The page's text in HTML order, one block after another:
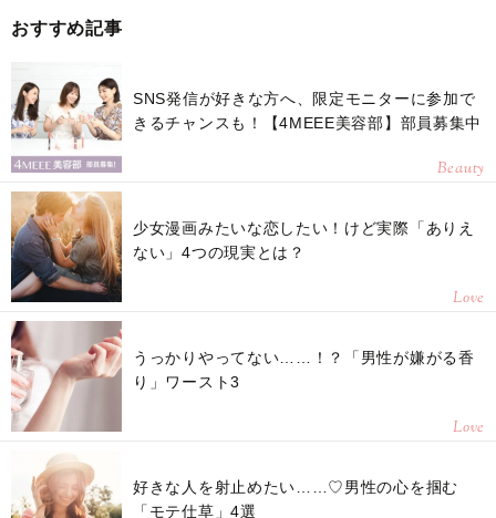
おすすめ記事
SNS発信が好きな方へ、限定モニターに参加で
きるチャンスも！【4MEEE美容部】部員募集中
Beauty
少女漫画みたいな恋したい！けど実際「ありえ
ない」4つの現実とは？
Love
うっかりやってない……！？「男性が嫌がる香
り」ワースト3
Love
好きな人を射止めたい……♡男性の心を掴む
「モテ仕草」4選